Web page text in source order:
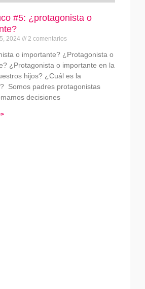
#5: ¿protagonista o
2024 2 comentarios
o importante? ¿Protagonista o
¿Protagonista o importante en la
hijos? ¿Cuál es la
Somos padres protagonistas
decisiones